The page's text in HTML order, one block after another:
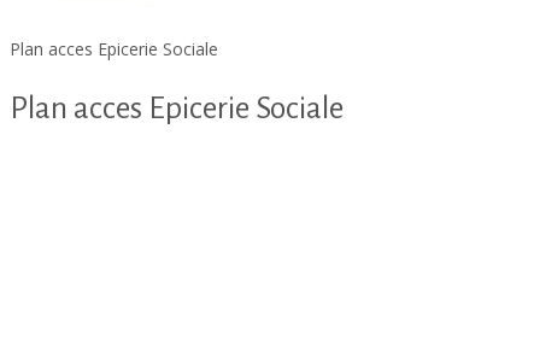
Plan acces Epicerie Sociale
Plan acces Epicerie Sociale